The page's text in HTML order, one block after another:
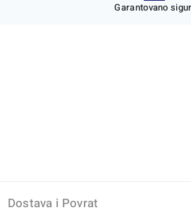
Garantovano
Dostava i Povrat